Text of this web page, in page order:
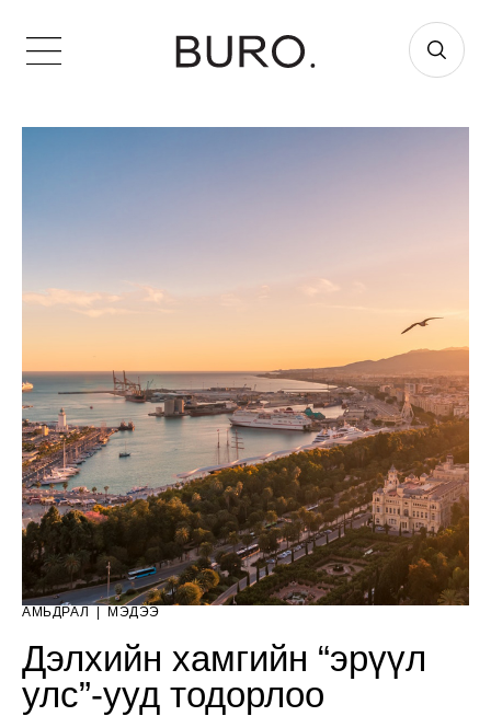
АМЬДРАЛ | МЭДЭЭ
Дэлхийн хамгийн “эрүүл
улс”-ууд тодорлоо